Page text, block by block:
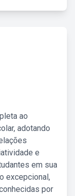
ao
adotando
e
em sua
excepcional,
por